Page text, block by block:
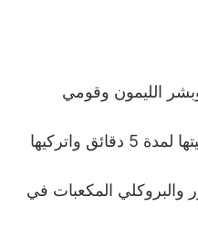
الليمون وقومي
بتقليبهم معا وقومي بتغطيتها لمدة 5 دقائق واتركيها
والبروكلي المكعبات في